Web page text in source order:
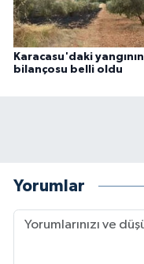
Karacasu'daki yangının
bilançosu belli oldu
Yorumlar